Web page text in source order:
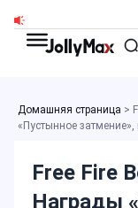
содержимому
Домашняя страница >
«Пустынное
Free Fire
Награды